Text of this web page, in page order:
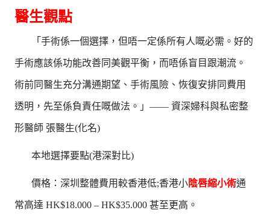
醫生觀點
「手術係一個選擇，但唔一定係所有人嘅必需。好的
手術應該係功能改善同美觀平衡，而唔係盲目跟潮流。
術前同醫生充分溝通期望、手術風險、恢復安排同費用
透明，先至係負責任嘅做法。」—— 資深婦科與私密整
形醫師 張醫生(化名)
本地選擇要點(港深對比)
價格：深圳整體費用較香港低;香港小陰唇縮小術通
常高達 HK$18.000 – HK$35.000 甚至更高。